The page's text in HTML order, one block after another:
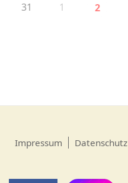
31 1 2
Impressum Datenschutz